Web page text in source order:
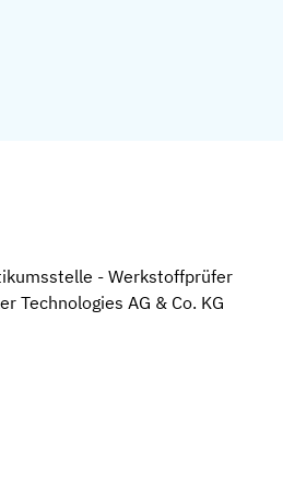
- Werkstoffprüfer
Technologies AG & Co. KG